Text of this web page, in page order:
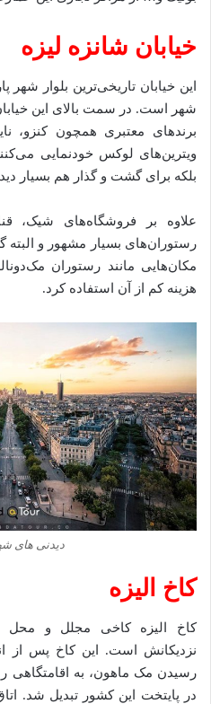
خیابان شانزه لیزه
این خیابان تاریخی‌ترین بلوار
شهر است. در سمت بالای این
برندهای معتبری همچون کنزو،
ویترین‌های لوکس خودنمایی
بلکه برای گشت و گذار هم بسیار
علاوه بر فروشگاه‌های شیک،
رستوران‌های بسیار مشهور و البته
مکان‌هایی مانند رستوران
هزینه کم از آن استفاده کرد.
دیدنی های
کاخ الیزه
کاخ الیزه کاخی مجلل و محل
نزدیکانش است. این کاخ پس از
رسیدن مک ماهون، به
در پایتخت این کشور تبدیل شد.